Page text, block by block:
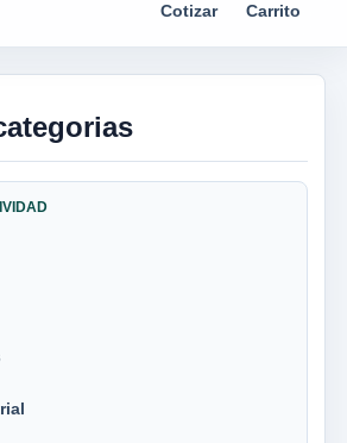
Cotizar Carrito